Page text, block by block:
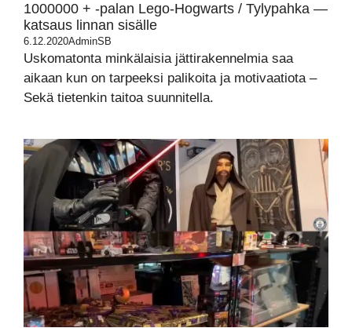
1000000 + -palan Lego-Hogwarts / Tylypahka —
katsaus linnan sisälle
6.12.2020AdminSB
Uskomatonta minkälaisia jättirakennelmia saa
aikaan kun on tarpeeksi palikoita ja motivaatiota –
Sekä tietenkin taitoa suunnitella.